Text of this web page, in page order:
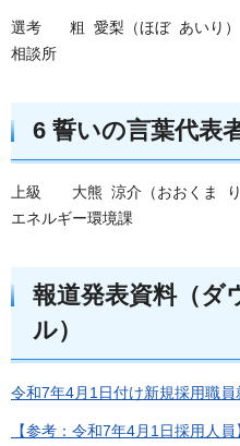
選考 粗 愛梨（ほぼ あいり
相談所
6 誓いの言葉代表
上級 大熊 涼介（おおくま り
エネルギー環境課
報道発表資料（ダ
ル）
令和7年4月1日付け新規採用職員
【参考：令和7年4月1日採用人員